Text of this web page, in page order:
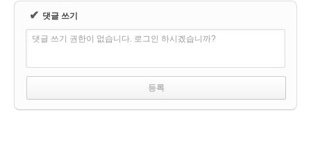
✔ 댓글 쓰기
댓글 쓰기 권한이 없습니다. 로그인 하시겠습니까?